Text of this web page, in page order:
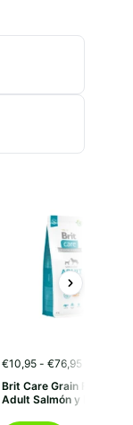
€10,95 - €76,95
Brit Care Grain Free
Adult Salmón y Patata